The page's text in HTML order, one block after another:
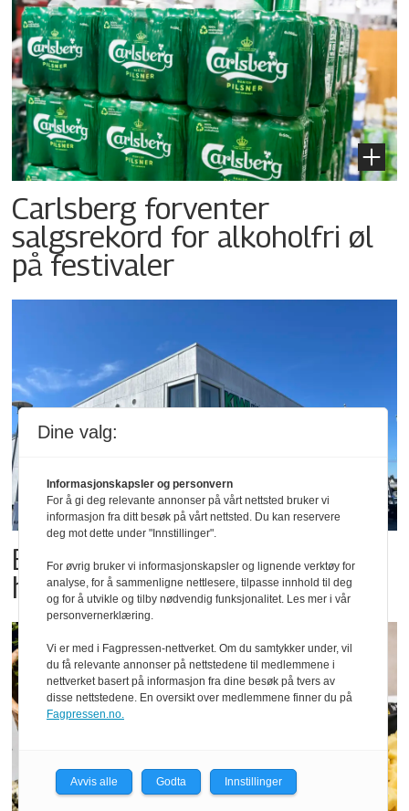
Carlsberg forventer
salgsrekord for alkoholfri øl
på festivaler
Butikktesten: Slitent, men
hyggelig
Dine valg:
Informasjonskapsler og personvern
For å gi deg relevante annonser på vårt nettsted bruker vi
informasjon fra ditt besøk på vårt nettsted. Du kan reservere
deg mot dette under "Innstillinger".
For øvrig bruker vi informasjonskapsler og lignende verktøy for
analyse, for å sammenligne nettlesere, tilpasse innhold til deg
og for å utvikle og tilby nødvendig funksjonalitet. Les mer i vår
personvernerklæring.
Vi er med i Fagpressen-nettverket. Om du samtykker under, vil
du få relevante annonser på nettstedene til medlemmene i
nettverket basert på informasjon fra dine besøk på tvers av
disse nettstedene. En oversikt over medlemmene finner du på
Fagpressen.no.
Avvis alle Godta Innstillinger